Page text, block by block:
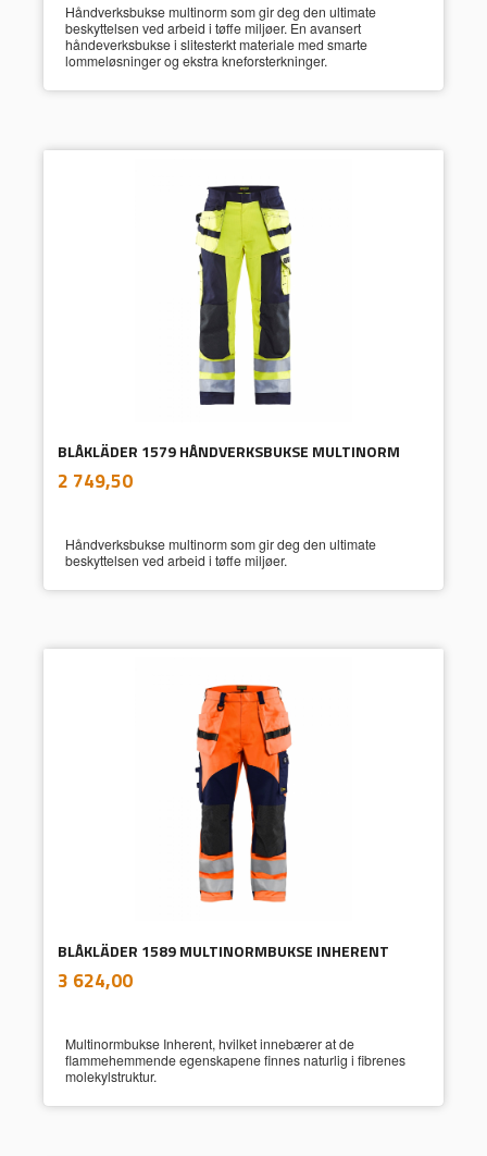
Håndverksbukse multinorm som gir deg den ultimate
beskyttelsen ved arbeid i tøffe miljøer. En avansert
håndeverksbukse i slitesterkt materiale med smarte
lommeløsninger og ekstra kneforsterkninger.
BLÅKLÄDER 1579 HÅNDVERKSBUKSE MULTINORM
Pris
2 749,50mva.
Håndverksbukse multinorm som gir deg den ultimate
beskyttelsen ved arbeid i tøffe miljøer.
BLÅKLÄDER 1589 MULTINORMBUKSE INHERENT
Pris
3 624,00mva.
Multinormbukse Inherent, hvilket innebærer at de
flammehemmende egenskapene finnes naturlig i fibrenes
molekylstruktur.